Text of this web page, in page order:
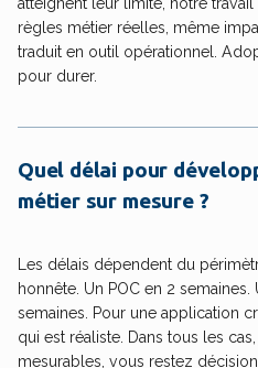
atteignent leur limite, notre
règles métier réelles, même
traduit en outil opérationnel.
pour durer.
Quel délai pour
métier sur mesure ?
Les délais dépendent du
honnête. Un POC en 2
semaines. Pour une application
qui est réaliste. Dans tous les
mesurables, vous restez